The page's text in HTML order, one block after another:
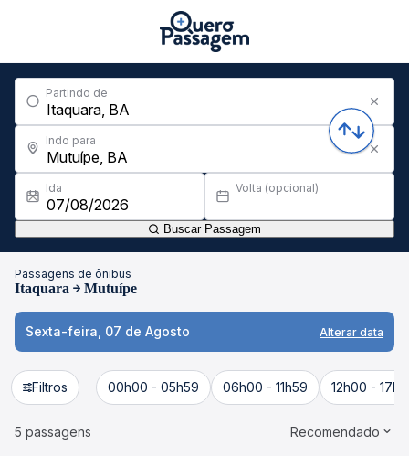
Partindo de
Indo para
Ida Volta (opcional)
Buscar Passagem
Passagens de ônibus
Itaquara Mutuípe
Sexta-feira, 07 de Agosto Alterar data
Filtros 00h00 - 05h59 06h00 - 11h59 12h00 -
5 passagens Recomendado